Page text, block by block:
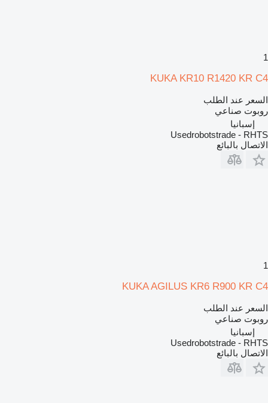
1
KUKA KR10 R1420 KR C4
السعر عند الطلب
روبوت صناعي
إسبانيا
Usedrobotstrade - RHTS
الاتصال بالبائع
1
KUKA AGILUS KR6 R900 KR C4
السعر عند الطلب
روبوت صناعي
إسبانيا
Usedrobotstrade - RHTS
الاتصال بالبائع